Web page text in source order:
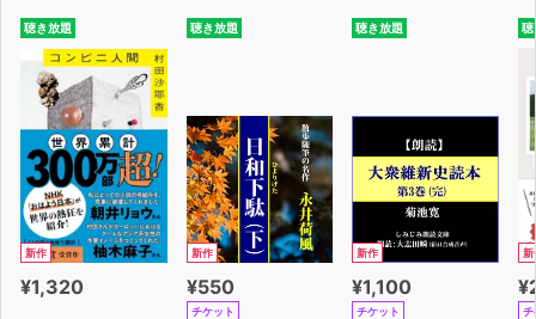
ていけるようになるのです。
作中では、ドーパミンを活用した勉強のほか、脳に負荷を
かける方法や集中力をつけるための方法、
脳のコンディションを把握する方法などが、豊富な具体例
とともに紹介されています。
勉強が苦手、と思っている人は、知らず知らずのうちに脳
の特性を無視した勉強をしているのかもしれません。
いう方も、
聴き放題
新作
¥1,320
聴き放題
新作
¥550
チケット
聴き放題
新作
¥1,100
チケット
聴
新
チ